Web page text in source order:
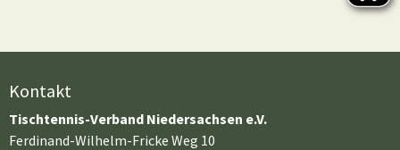
Kontakt
Tischtennis-Verband Niedersachsen e.V.
Ferdinand-Wilhelm-Fricke Weg 10